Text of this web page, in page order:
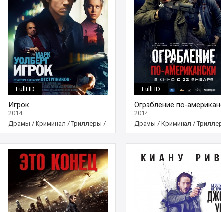
FullHD
Игрок
2014
Драмы / Криминал /Триллеры /
Фильмы
FullHD
Ограбление по-
2014
Драмы / Криминал /
Фильмы